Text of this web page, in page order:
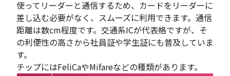
使ってリーダーと通信するため、カードをリーダーに
差し込む必要がなく、スムーズに利用できます。通信
距離は数cm程度です。交通系ICが代表格ですが、そ
の利便性の高さから社員証や学生証にも普及していま
す。
チップにはFeliCaやMifareなどの種類があります。